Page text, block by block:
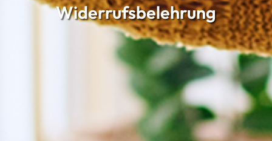
Widerrufsbelehrung